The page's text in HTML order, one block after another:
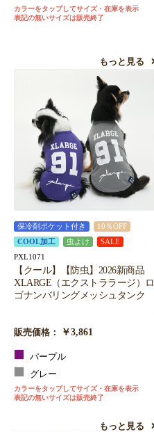
カラーをタップしてサイズ・在庫を表示
表記の無いサイズは販売終了
もっと見る
保冷剤ポケット付き
10％OFF
COOL加工
虫よけ SALE
PXL1071
【クール】【防虫】2026新商品
XLARGE（エクストララージ）ロ
ゴナンバリングメッシュタンク
販売価格： ￥3,861
パープル
グレー
カラーをタップしてサイズ・在庫を表示
表記の無いサイズは販売終了
もっと見る